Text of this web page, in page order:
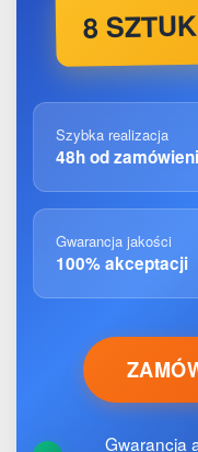
8
Szybka realizacja
48h od
Gwarancja jakości
100% akceptacji
Gwarancja